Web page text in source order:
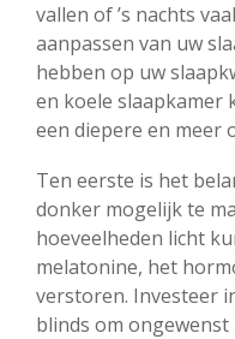
vallen of ’s nachts
aanpassen van uw
hebben op uw
en koele slaapkamer
een diepere en meer
Ten eerste is het
donker mogelijk te
hoeveelheden licht
melatonine, het
verstoren. Investeer
blinds om